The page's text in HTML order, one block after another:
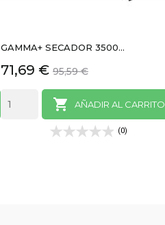
GAMMA+ SECADOR 3500...
Precio
71,69 € Precio
base
95,59 €
 AÑADIR AL CARRITO
(0)